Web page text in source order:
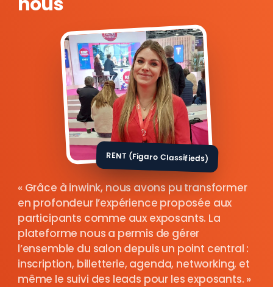
RENT (Figaro Classifieds)
Grâce à inwink, nous avons pu transformer
en profondeur l’expérience proposée aux
participants comme aux exposants. La
plateforme nous a permis de gérer
l’ensemble du salon depuis un point central :
inscription, billetterie, agenda, networking, et
même le suivi des leads pour les exposants.